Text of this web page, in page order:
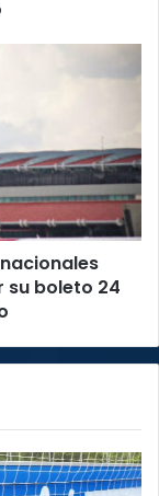
su boleto 24